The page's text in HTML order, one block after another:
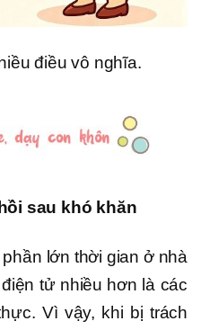
điều vô nghĩa.
sau khó khăn
lớn thời gian ở nhà
tử nhiều hơn là các
Vì vậy, khi bị trách